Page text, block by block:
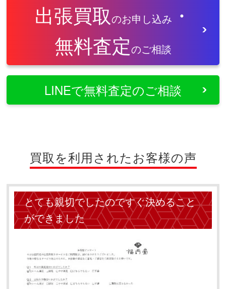
出張買取のお申し込み ・
無料査定のご相談
LINEで無料査定のご相談
買取を利用されたお客様の声
とても親切でしたのですぐ決めること
ができました